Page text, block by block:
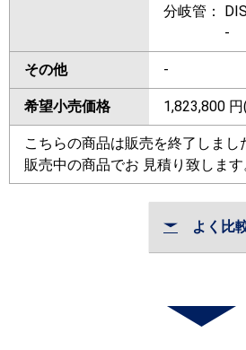
分岐管：
-
その他 -
希望小売価格 1,823,800
こちらの商品は販売を終了しまし
販売中の商品でお 見積り致します
よく比